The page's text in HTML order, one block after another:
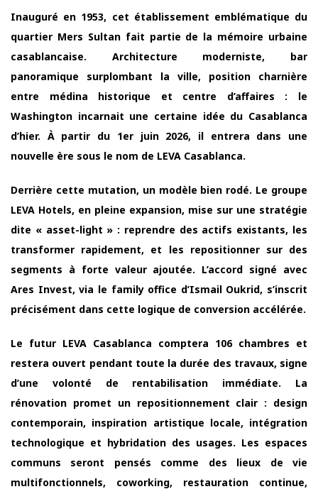
Inauguré en 1953, cet établissement emblématique du
quartier Mers Sultan fait partie de la mémoire urbaine
casablancaise. Architecture moderniste, bar
panoramique surplombant la ville, position charnière
entre médina historique et centre d’affaires : le
Washington incarnait une certaine idée du Casablanca
d’hier. À partir du 1er juin 2026, il entrera dans une
nouvelle ère sous le nom de LEVA Casablanca.
Derrière cette mutation, un modèle bien rodé. Le groupe
LEVA Hotels, en pleine expansion, mise sur une stratégie
dite « asset-light » : reprendre des actifs existants, les
transformer rapidement, et les repositionner sur des
segments à forte valeur ajoutée. L’accord signé avec
Ares Invest, via le family office d’Ismail Oukrid, s’inscrit
précisément dans cette logique de conversion accélérée.
Le futur LEVA Casablanca comptera 106 chambres et
restera ouvert pendant toute la durée des travaux, signe
d’une volonté de rentabilisation immédiate. La
rénovation promet un repositionnement clair : design
contemporain, inspiration artistique locale, intégration
technologique et hybridation des usages. Les espaces
communs seront pensés comme des lieux de vie
multifonctionnels, coworking, restauration continue,